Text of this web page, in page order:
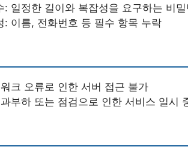
: 일정한 길이와 복잡성을 요구하는 비
: 이름, 전화번호 등 필수 항목 누락
크 오류로 인한 서버 접근 불가
부하 또는 점검으로 인한 서비스 일시